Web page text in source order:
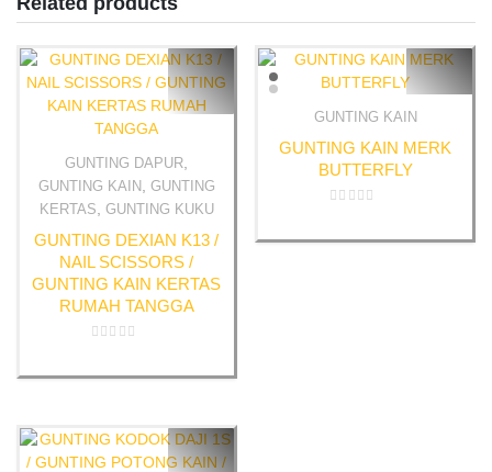
Quick View
GUNTING DAPUR,
GUNTING KAIN, GUNTING
KERTAS, GUNTING KUKU
GUNTING DEXIAN K13 /
NAIL SCISSORS /
GUNTING KAIN KERTAS
RUMAH TANGGA
out
GUNTING KAIN
GUNTING KAIN MERK
BUTTERFLY
out